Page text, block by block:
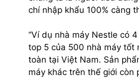
chí nhập khẩu 100% càng
“Ví dụ nhà máy Nestle có
top 5 của 500 nhà máy tốt
toàn tại Việt Nam. Sản
máy khác trên thế giới còn